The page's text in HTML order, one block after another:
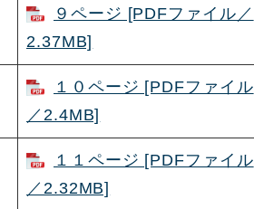
９ページ [PDFファイル／
2.37MB]
１０ページ [PDFファイル
／2.4MB]
１１ページ [PDFファイル
／2.32MB]